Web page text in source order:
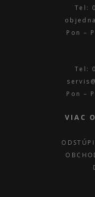
Tel:
Pon –
Tel:
Pon –
VIAC